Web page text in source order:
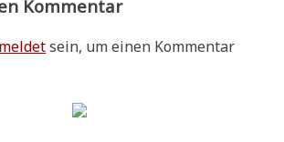
Kommentar
sein, um einen Kommentar